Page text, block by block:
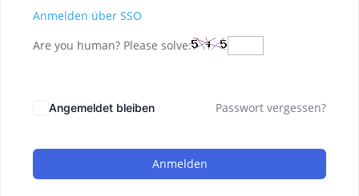
Anmelden über SSO
Are you human? Please solve:
Angemeldet bleiben Passwort vergessen?
Anmelden